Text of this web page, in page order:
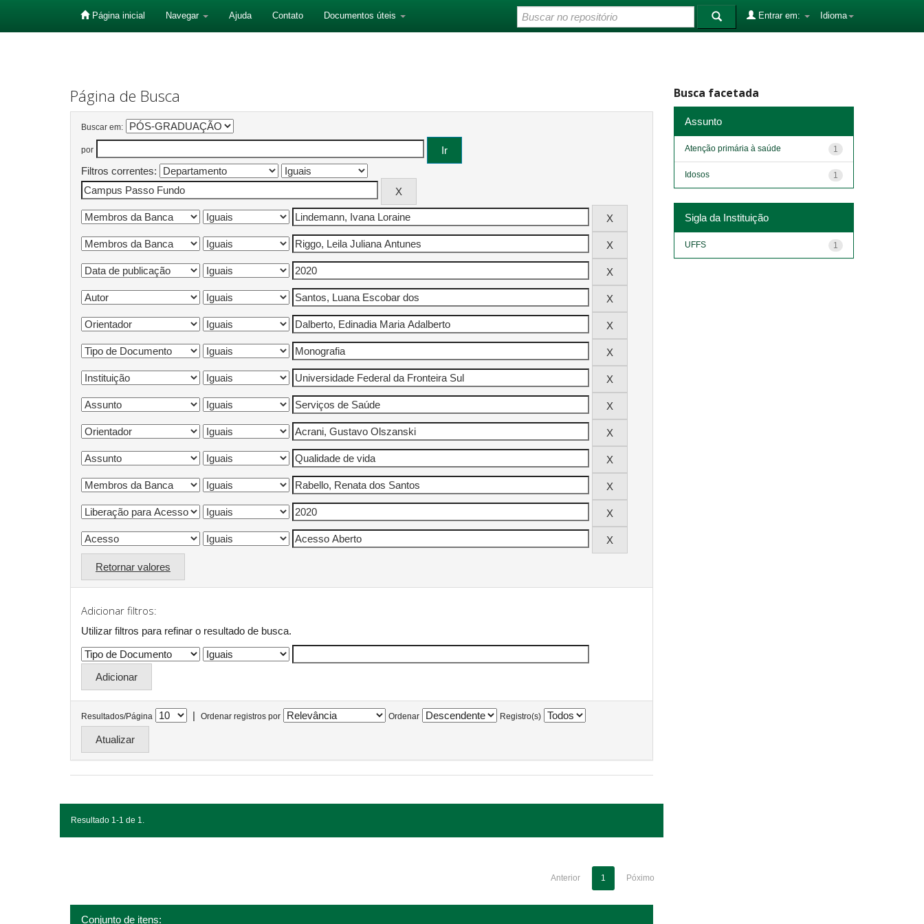
Página inicial Navegar Ajuda Contato Documentos úteis Idioma
Entrar em:
Página de Busca
Buscar em:
por
Filtros correntes:
Retornar valores
Adicionar filtros:
Utilizar filtros para refinar o resultado de busca.
Resultados/Página | Ordenar registros por Ordenar Registro(s)
Resultado 1-1 de 1.
Anterior 1 Póximo
Conjunto de itens:
Busca facetada
Assunto
1
Atenção primária à saúde
1
Idosos
Sigla da Instituição
1
UFFS